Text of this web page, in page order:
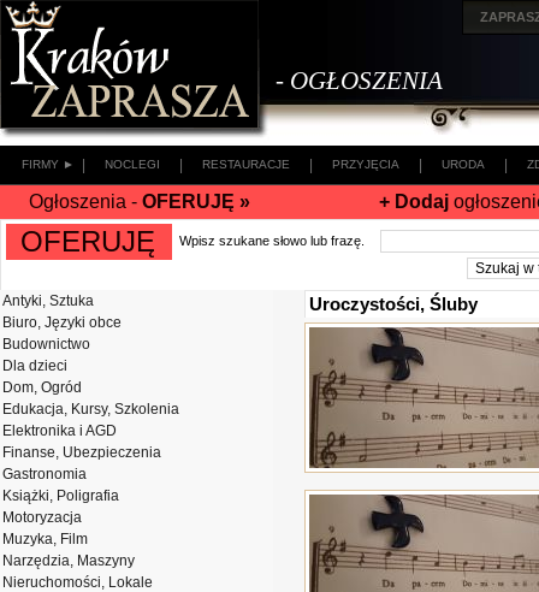
- OGŁOSZENIA
FIRMY ► NOCLEGI RESTAURACJE PRZYJĘCIA URODA
Ogłoszenia - OFERUJĘ » + Dodaj
OFERUJĘ Wpisz szukane słowo lub frazę.
Antyki, Sztuka
Biuro, Języki obce
Budownictwo
Dla dzieci
Dom, Ogród
Edukacja, Kursy, Szkolenia
Elektronika i AGD
Finanse, Ubezpieczenia
Gastronomia
Książki, Poligrafia
Motoryzacja
Muzyka, Film
Narzędzia, Maszyny
Nieruchomości, Lokale
Uroczystości, Śluby